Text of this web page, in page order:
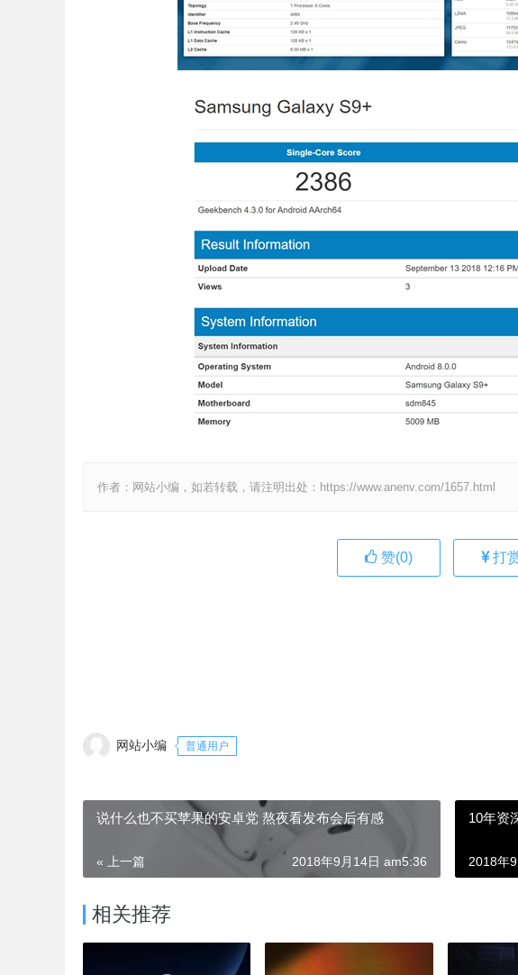
作者：网站小编，如若转载，请注明出处：https://www.anenv.com/1657.html
赞(0) 打
网站小编 普通用户
说什么也不买苹果的安卓党 熬夜看发布会后有感
« 上一篇 2018年9月14日 am5:36
10年资
2018年
相关推荐